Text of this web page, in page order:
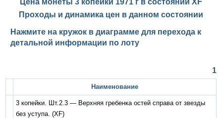
Цена монеты 3 копейки 1971 г в состоянии XF
Проходы и динамика цен в данном состоянии
Нажмите на кружок в диаграмме для перехода к
детальной информации по лоту
1
Наименование
3 копейки. Шт.2.3 — Верхняя гребенка остей справа от звезды
без уступа. (XF)